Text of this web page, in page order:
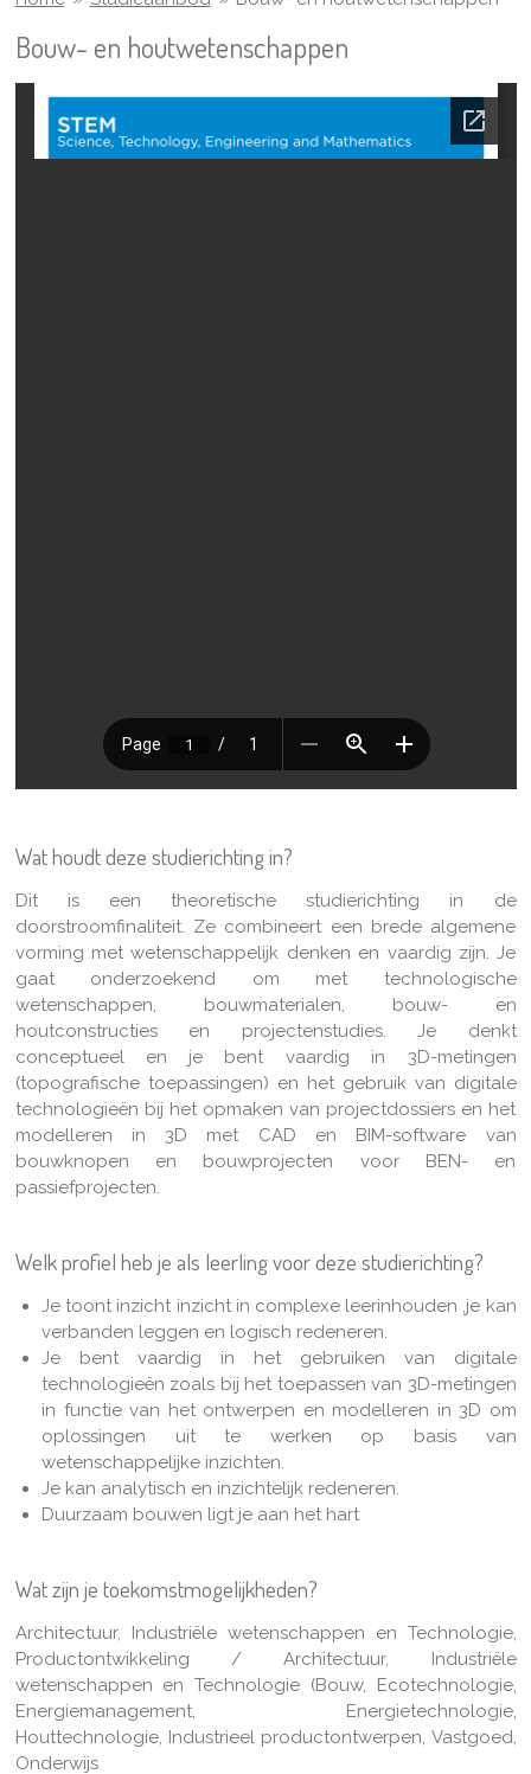
Bouw- en houtwetenschappen
Wat houdt deze studierichting in?
Dit is een theoretische studierichting in de
doorstroomfinaliteit. Ze combineert een brede algemene
vorming met wetenschappelijk denken en vaardig zijn. Je
gaat onderzoekend om met technologische
wetenschappen, bouwmaterialen, bouw- en
houtconstructies en projectenstudies. Je denkt
conceptueel en je bent vaardig in 3D-metingen
(topografische toepassingen) en het gebruik van digitale
technologieën bij het opmaken van projectdossiers en het
modelleren in 3D met CAD en BIM-software van
bouwknopen en bouwprojecten voor BEN- en
passiefprojecten.
Welk profiel heb je als leerling voor deze studierichting?
Je toont inzicht inzicht in complexe leerinhouden ,je kan
verbanden leggen en logisch redeneren.
Je bent vaardig in het gebruiken van digitale
technologieën zoals bij het toepassen van 3D-metingen
in functie van het ontwerpen en modelleren in 3D om
oplossingen uit te werken op basis van
wetenschappelijke inzichten.
Je kan analytisch en inzichtelijk redeneren.
Duurzaam bouwen ligt je aan het hart
Wat zijn je toekomstmogelijkheden?
Architectuur, Industriële wetenschappen en Technologie,
Productontwikkeling / Architectuur, Industriële
wetenschappen en Technologie (Bouw, Ecotechnologie,
Energiemanagement, Energietechnologie,
Houttechnologie, Industrieel productontwerpen, Vastgoed,
Onderwijs